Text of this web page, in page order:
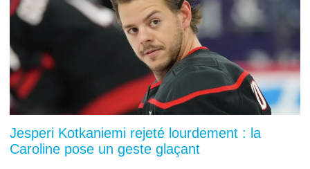
Jesperi Kotkaniemi rejeté lourdement : la
Caroline pose un geste glaçant